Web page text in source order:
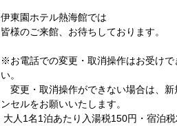
伊東園ホテル熱海館では
皆様のご来館、お待ちしております。
※お電話での変更・取消操作はお受けで
い。
変更・取消操作ができない場合は、新
ンセルをお願いいたします。
大人1名1泊あたり入湯税150円・宿泊税